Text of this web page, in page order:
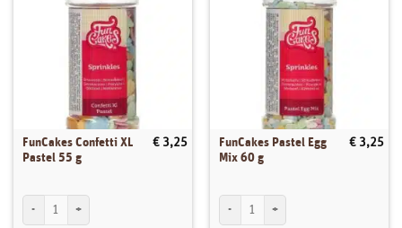
FunCakes Confetti XL
Pastel 55 g
€ 3,25
FunCakes Confetti XL Pastel 55 g aantal
FunCakes Pastel Egg
Mix 60 g
€ 3,25
FunCakes Pastel Egg Mix 60 g aantal